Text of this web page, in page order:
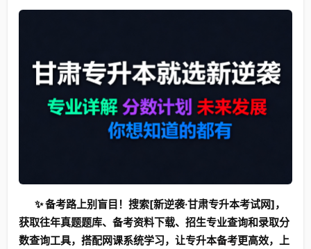
✨ 备考路上别盲目！搜索[新逆袭·甘肃专升本考试网]，
获取往年真题题库、备考资料下载、招生专业查询和录取分
数查询工具，搭配网课系统学习，让专升本备考更高效，上